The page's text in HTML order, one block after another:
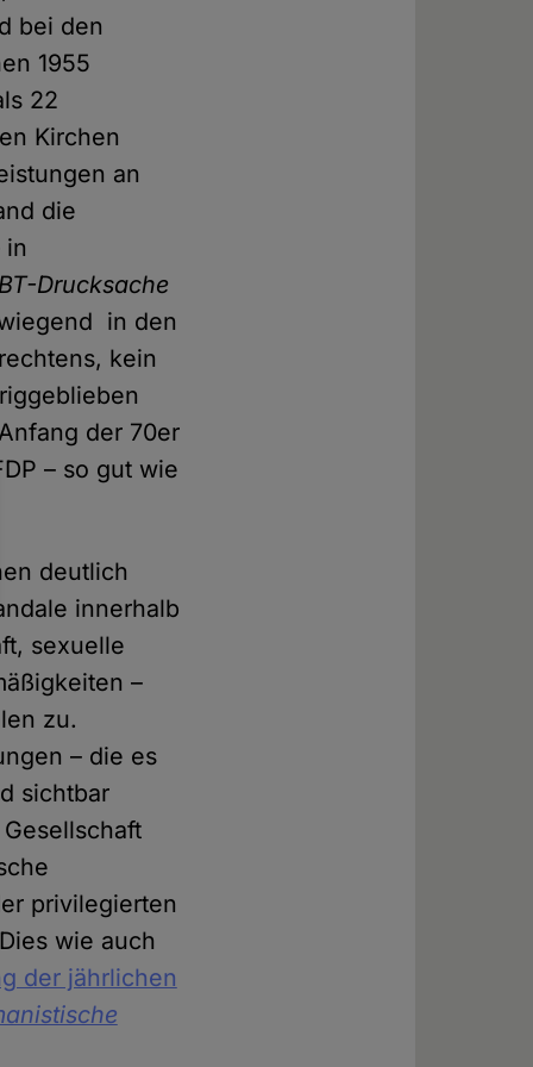
bei den
1955
22
Kirchen
an
die
in
BT-Drucksache
in den
kein
der 70er
– so gut wie
deutlich
innerhalb
sexuelle
–
zu.
– die es
sichtbar
privilegierten
wie auch
der jährlichen